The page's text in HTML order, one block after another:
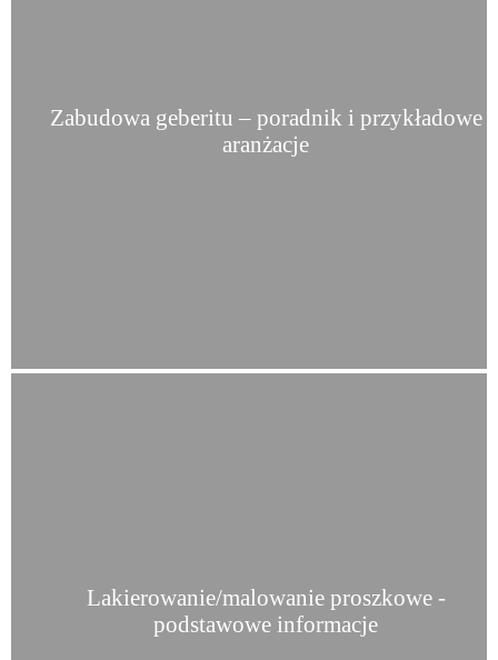
Zabudowa geberitu – poradnik i przykładowe
aranżacje
Lakierowanie/malowanie proszkowe -
podstawowe informacje